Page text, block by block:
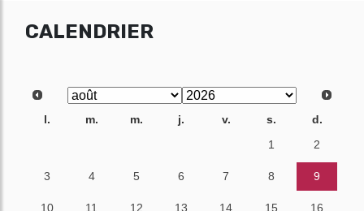
CALENDRIER
l. m. m. j. v. s.
d.
1 2
3 4 5 6 7 8 9
10 11 12 13 14 15 16